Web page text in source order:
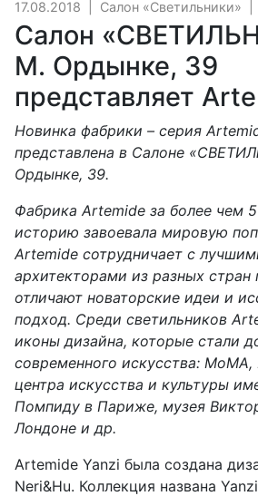
17.08.2018 Салон «Светильники»
Салон
М. Ордынке, 39
представляет
Новинка фабрики – серия
представлена в Салоне
Ордынке, 39.
Фабрика Artemide за более чем
историю завоевала мировую
Artemide сотрудничает с
архитекторами из разных
отличают новаторские идеи и
подход. Среди светильников
иконы дизайна, которые стали
современного искусства:
центра искусства и культуры
Помпиду в Париже, музея
Лондоне и др.
Artemide Yanzi была создана
Neri&Hu. Коллекция названа